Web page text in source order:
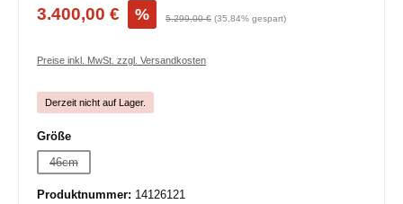
3.400,00 € % 5.299,00 € (35.84% gespart)
Preise inkl. MwSt. zzgl. Versandkosten
Derzeit nicht auf Lager.
Größeauswählen
46cm
Produktnummer: 14126121